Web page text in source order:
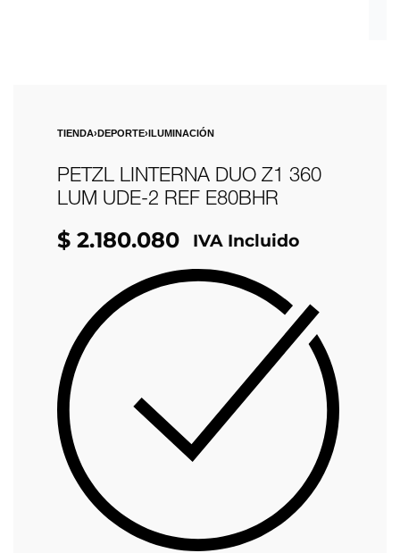
TIENDA›DEPORTE›ILUMINACIÓN
PETZL LINTERNA DUO Z1 360
LUM UDE-2 REF E80BHR
$ 2.180.080 IVA Incluido